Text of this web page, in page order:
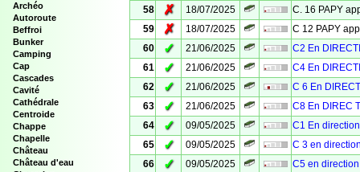
Archéo
Autoroute
Beffroi
Bunker
Camping
Cap
Cascades
Cavité
Cathédrale
Centroide
Chappe
Chapelle
Château
Château d'eau
58
✗ 18/07/2025
C. 16 PAPY
59
✗ 18/07/2025
C 12 PAPY
60
✓ 21/06/2025
C2 En
61
✓ 21/06/2025
C4 En
62
✓ 21/06/2025
C 6 En
63
✓ 21/06/2025
C8 En DIREC
64
✓ 09/05/2025
C1 En
65
✓ 09/05/2025
C 3 en
66
✓ 09/05/2025
C5 en